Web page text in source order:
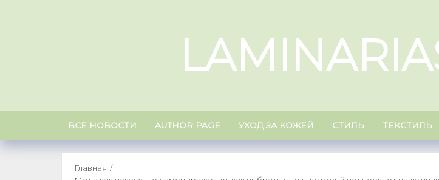
ВСЕ НОВОСТИ AUTHOR PAGE УХОД ЗА КОЖЕЙ СТИЛЬ ТЕКСТИЛЬ
Главная